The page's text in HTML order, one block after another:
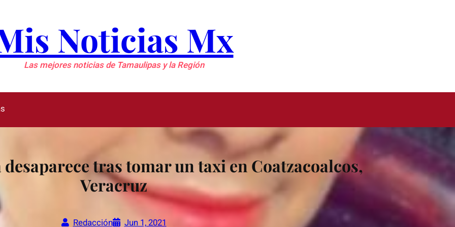
Noticias Mx
Las mejores noticias de Tamaulipas y la Región
desaparece tras tomar un taxi en Coatzacoalcos,
Veracruz
Redacción Jun 1, 2021